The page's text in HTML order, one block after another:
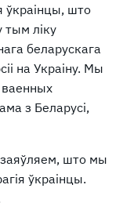
ўкраінцы, што
тым ліку
беларускага
на Украіну. Мы
з Беларусі,
што мы
ўкраінцы.